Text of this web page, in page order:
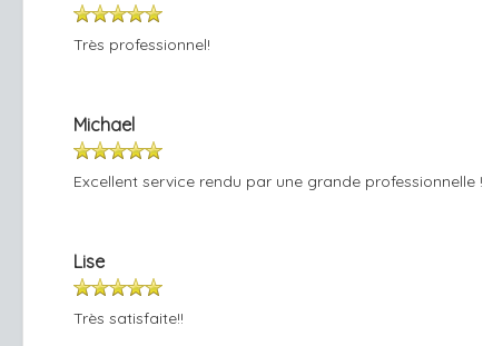
Très professionnel!
Michael
Excellent service rendu par une grande professionnelle !
Lise
Très satisfaite!!